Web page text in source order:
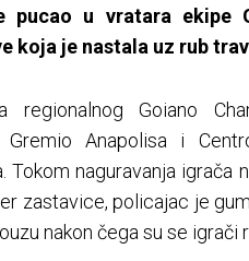
pucao u vratara ekipe
koja je nastala uz rub
regionalnog Goiano
Gremio Anapolisa i
Tokom naguravanja igrača
zastavice, policajac je
nakon čega su se igrači